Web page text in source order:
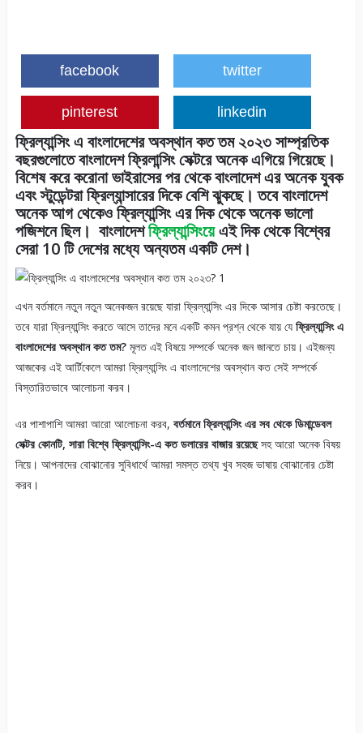
facebook twitter
pinterest linkedin
ফ্রিল্যান্সিং এ বাংলাদেশের অবস্থান কত তম ২০২৩ সাম্প্রতিক
বছরগুলোতেবাংলাদেশ ফ্রিলান্সিং সেক্টরেঅনেক এগিয়ে গিয়েছে।
বিশেষ করে করোনা ভাইরাসের পর থেকে বাংলাদেশ এর অনেক যুবক
এবং স্টুডেন্টরা ফ্রিল্যান্সারের দিকে বেশি ঝুকছে। তবে বাংলাদেশ
অনেক আগ থেকেও ফ্রিল্যান্সিং এর দিক থেকে অনেক ভালো
পজিশনে ছিল। বাংলাদেশফ্রিল্যান্সিংয়েএই দিক থেকে বিশ্বের
সেরা 10 টি দেশের মধ্যে অন্যতম একটি দেশ।
এখন বর্তমানে নতুন নতুন অনেকজন রয়েছে যারা ফ্রিল্যান্সিং এর দিকে আসার চেষ্টা করতেছে।
তবে যারা ফ্রিল্যান্সিং করতে আসে তাদের মনে একটি কমন প্রশ্ন থেকে যায় যে ফ্রিল্যান্সিং এ
বাংলাদেশের অবস্থান কত তম? মূলত এই বিষয়ে সম্পর্কে অনেক জন জানতে চায়। এইজন্য
আজকের এই আর্টিকেলে আমরা ফ্রিল্যান্সিং এ বাংলাদেশের অবস্থান কত সেই সম্পর্কে
বিস্তারিতভাবে আলোচনা করব।
এর পাশাপাশি আমরা আরো আলোচনা করব, বর্তমানে ফ্রিল্যান্সিং এর সব থেকে ডিমান্ডেবল
সেক্টর কোনটি, সারা বিশ্বে ফ্রিল্যান্সিং-এ কত ডলারের বাজার রয়েছেসহ আরো অনেক বিষয়
নিয়ে। আপনাদের বোঝানোর সুবিধার্থে আমরা সমস্ত তথ্য খুব সহজ ভাষায় বোঝানোর চেষ্টা
করব।